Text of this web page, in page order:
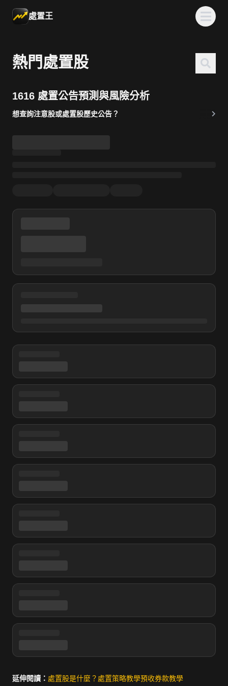
處置王
熱門處置股
1616 處置公告預測與風險分析
想查詢注意股或處置股歷史公告？
延伸閱讀： 處置股是什麼？ 處置策略教學預收券款教學